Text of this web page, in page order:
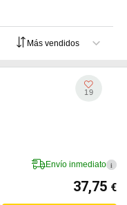
19
Envío inmediato i
37,75 €